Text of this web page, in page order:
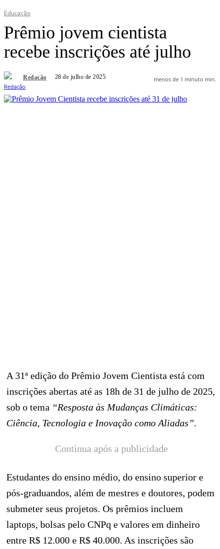
Educação
Prêmio jovem cientista
recebe inscrições até julho
Redação 28 de julho de 2025 menos de 1 minuto min.
A 31ª edição do Prêmio Jovem Cientista está com
inscrições abertas até as 18h de 31 de julho de 2025,
sob o tema “Resposta às Mudanças Climáticas:
Ciência, Tecnologia e Inovação como Aliadas”.
Continua após a publicidade
Estudantes do ensino médio, do ensino superior e
pós-graduandos, além de mestres e doutores, podem
submeter seus projetos. Os prêmios incluem
laptops, bolsas pelo CNPq e valores em dinheiro
entre R$ 12.000 e R$ 40.000. As inscrições são